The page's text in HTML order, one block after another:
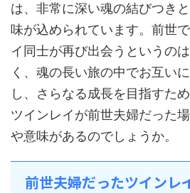
は、非常に深い魂の結びつき
味が込められています。前世
イ同士が再び出会うというの
く、魂の長い旅の中でお互い
し、さらなる成長を目指すた
ツインレイが前世夫婦だった
や意味があるのでしょうか。
前世夫婦だったツインレ